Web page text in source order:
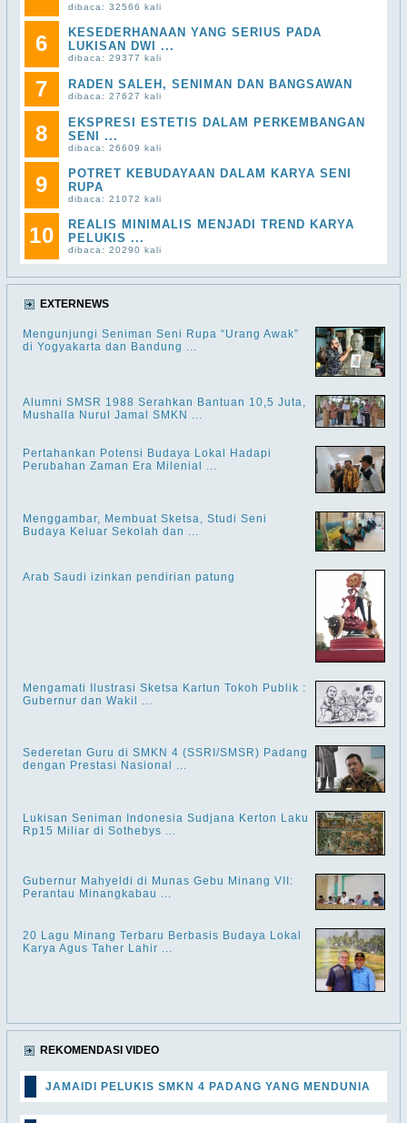
dibaca: 32566 kali
6
KESEDERHANAAN YANG SERIUS PADA
LUKISAN DWI ...
dibaca: 29377 kali
7 RADEN SALEH, SENIMAN DAN BANGSAWAN
dibaca: 27627 kali
8
EKSPRESI ESTETIS DALAM PERKEMBANGAN
SENI ...
dibaca: 26609 kali
9
POTRET KEBUDAYAAN DALAM KARYA SENI
RUPA
dibaca: 21072 kali
10
REALIS MINIMALIS MENJADI TREND KARYA
PELUKIS ...
dibaca: 20290 kali
EXTERNEWS
Mengunjungi Seniman Seni Rupa “Urang Awak”
di Yogyakarta dan Bandung ...
Alumni SMSR 1988 Serahkan Bantuan 10,5 Juta,
Mushalla Nurul Jamal SMKN ...
Pertahankan Potensi Budaya Lokal Hadapi
Perubahan Zaman Era Milenial ...
Menggambar, Membuat Sketsa, Studi Seni
Budaya Keluar Sekolah dan ...
Arab Saudi izinkan pendirian patung
Mengamati Ilustrasi Sketsa Kartun Tokoh Publik :
Gubernur dan Wakil ...
Sederetan Guru di SMKN 4 (SSRI/SMSR) Padang
dengan Prestasi Nasional ...
Lukisan Seniman Indonesia Sudjana Kerton Laku
Rp15 Miliar di Sothebys ...
Gubernur Mahyeldi di Munas Gebu Minang VII:
Perantau Minangkabau ...
20 Lagu Minang Terbaru Berbasis Budaya Lokal
Karya Agus Taher Lahir ...
REKOMENDASI VIDEO
JAMAIDI PELUKIS SMKN 4 PADANG YANG MENDUNIA